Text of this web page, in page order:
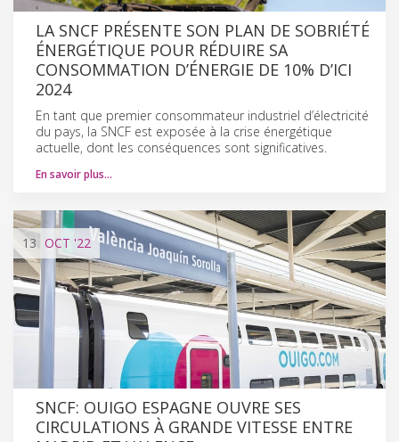
LA SNCF PRÉSENTE SON PLAN DE SOBRIÉTÉ
ÉNERGÉTIQUE POUR RÉDUIRE SA
CONSOMMATION D’ÉNERGIE DE 10% D’ICI
2024
En tant que premier consommateur industriel d’électricité
du pays, la SNCF est exposée à la crise énergétique
actuelle, dont les conséquences sont significatives.
En savoir plus…
13 OCT '22
SNCF: OUIGO ESPAGNE OUVRE SES
CIRCULATIONS À GRANDE VITESSE ENTRE